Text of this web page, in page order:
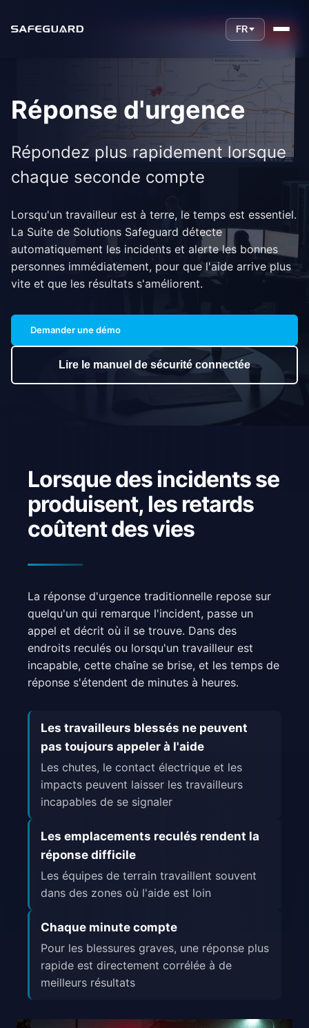
FR
Réponse d'urgence
Répondez plus rapidement lorsque
chaque seconde compte
Lorsqu'un travailleur est à terre, le temps est essentiel.
La Suite de Solutions Safeguard détecte
automatiquement les incidents et alerte les bonnes
personnes immédiatement, pour que l'aide arrive plus
vite et que les résultats s'améliorent.
Demander une démo
Lire le manuel de sécurité connectée
Lorsque des incidents se
produisent, les retards
coûtent des vies
La réponse d'urgence traditionnelle repose sur
quelqu'un qui remarque l'incident, passe un
appel et décrit où il se trouve. Dans des
endroits reculés ou lorsqu'un travailleur est
incapable, cette chaîne se brise, et les temps de
réponse s'étendent de minutes à heures.
Les travailleurs blessés ne peuvent
pas toujours appeler à l'aide
Les chutes, le contact électrique et les
impacts peuvent laisser les travailleurs
incapables de se signaler
Les emplacements reculés rendent la
réponse difficile
Les équipes de terrain travaillent souvent
dans des zones où l'aide est loin
Chaque minute compte
Pour les blessures graves, une réponse plus
rapide est directement corrélée à de
meilleurs résultats